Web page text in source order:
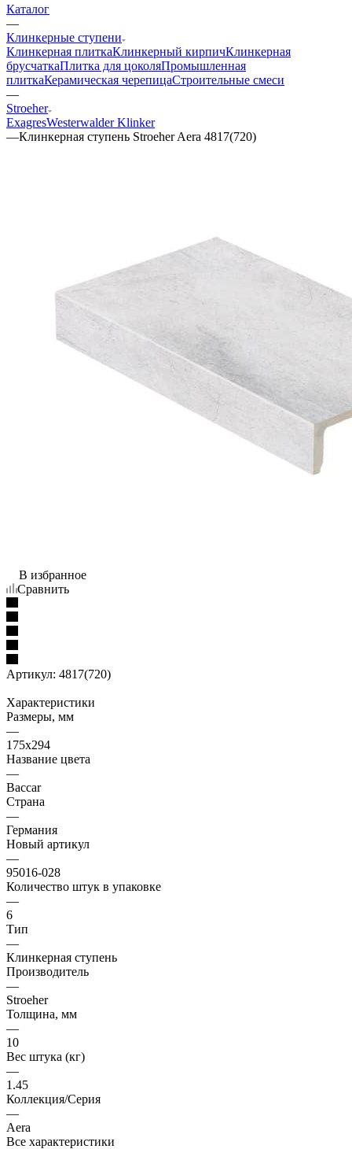
Каталог
—
Клинкерные ступени
Клинкерная плиткаКлинкерный кирпичКлинкерная
брусчаткаПлитка для цоколяПромышленная
плиткаКерамическая черепицаСтроительные смеси
—
Stroeher
ExagresWesterwalder Klinker
—Клинкерная ступень Stroeher Aera 4817(720)
В избранное
Сравнить
Артикул: 4817(720)
Характеристики
Размеры, мм
—
175x294
Название цвета
—
Baccar
Страна
—
Германия
Новый артикул
—
95016-028
Количество штук в упаковке
—
6
Тип
—
Клинкерная ступень
Производитель
—
Stroeher
Толщина, мм
—
10
Вес штука (кг)
—
1.45
Коллекция/Серия
—
Aera
Все характеристики